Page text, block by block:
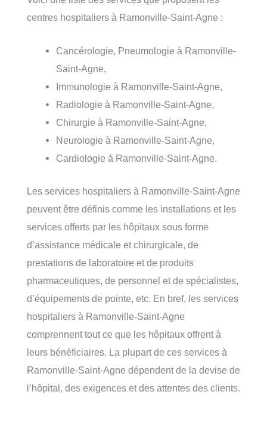
centres hospitaliers à Ramonville-Saint-Agne :
Cancérologie, Pneumologie à Ramonville-
Saint-Agne,
Immunologie à Ramonville-Saint-Agne,
Radiologie à Ramonville-Saint-Agne,
Chirurgie à Ramonville-Saint-Agne,
Neurologie à Ramonville-Saint-Agne,
Cardiologie à Ramonville-Saint-Agne.
Les services hospitaliers à Ramonville-Saint-Agne
peuvent être définis comme les installations et les
services offerts par les hôpitaux sous forme
d’assistance médicale et chirurgicale, de
prestations de laboratoire et de produits
pharmaceutiques, de personnel et de spécialistes,
d’équipements de pointe, etc. En bref, les services
hospitaliers à Ramonville-Saint-Agne
comprennent tout ce que les hôpitaux offrent à
leurs bénéficiaires. La plupart de ces services à
Ramonville-Saint-Agne dépendent de la devise de
l’hôpital, des exigences et des attentes des clients.